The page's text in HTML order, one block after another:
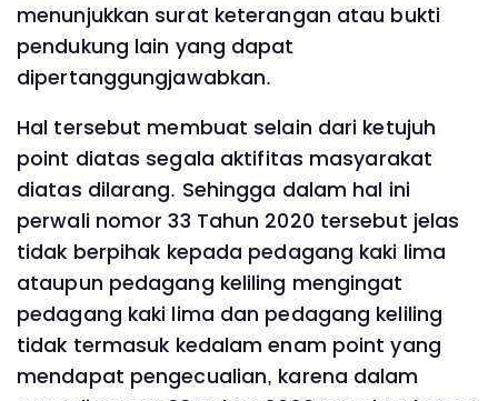
menunjukkan surat keterangan atau bukti
pendukung lain yang dapat
dipertanggungjawabkan.
Hal tersebut membuat selain dari ketujuh
point diatas segala aktifitas masyarakat
diatas dilarang. Sehingga dalam hal ini
perwali nomor 33 Tahun 2020 tersebut jelas
tidak berpihak kepada pedagang kaki lima
ataupun pedagang keliling mengingat
pedagang kaki lima dan pedagang keliling
tidak termasuk kedalam enam point yang
mendapat pengecualian, karena dalam